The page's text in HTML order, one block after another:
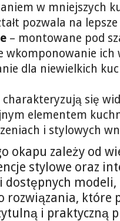
w mniejszych
pozwala na
– montowane pod
wkomponowanie ich
dla niewielkich
charakteryzują się
elementem
i stylowych
okapu zależy od
stylowe oraz
dostępnych
rozwiązania, które
i praktyczną